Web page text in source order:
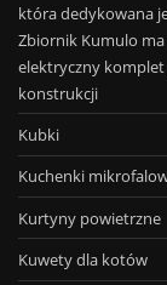
która dedykowana
Zbiornik Kumulo
elektryczny komplet
konstrukcji
Kubki
Kuchenki
Kurtyny powietrzne
Kuwety dla kotów